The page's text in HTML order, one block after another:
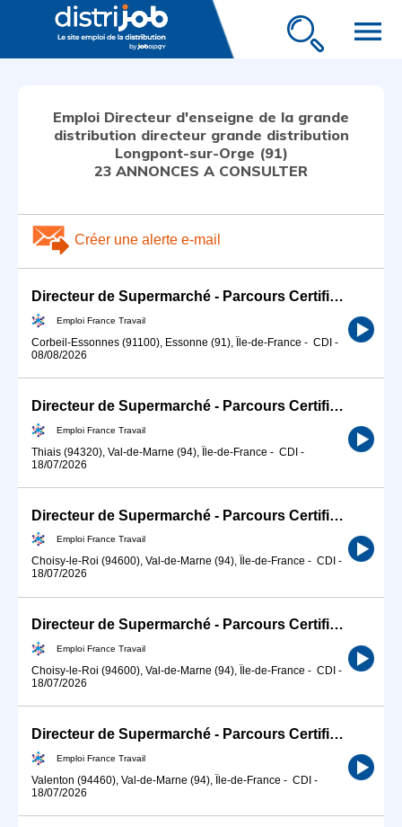
menu
Emploi Directeur d'enseigne de la grande
distribution directeur grande distribution
Longpont-sur-Orge (91)
23 ANNONCES A CONSULTER
Créer une alerte e-mail
Directeur de Supermarché - Parcours Certifiant (H/F)
Emploi France Travail
Corbeil-Essonnes (91100), Essonne (91), Île-de-France - CDI -
08/08/2026
Directeur de Supermarché - Parcours Certifiant (H/F)
Emploi France Travail
Thiais (94320), Val-de-Marne (94), Île-de-France - CDI -
18/07/2026
Directeur de Supermarché - Parcours Certifiant (H/F)
Emploi France Travail
Choisy-le-Roi (94600), Val-de-Marne (94), Île-de-France - CDI -
18/07/2026
Directeur de Supermarché - Parcours Certifiant (H/F)
Emploi France Travail
Choisy-le-Roi (94600), Val-de-Marne (94), Île-de-France - CDI -
18/07/2026
Directeur de Supermarché - Parcours Certifiant (H/F)
Emploi France Travail
Valenton (94460), Val-de-Marne (94), Île-de-France - CDI -
18/07/2026